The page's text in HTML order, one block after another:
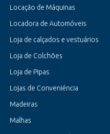
Locação de Máquinas
Locadora de Automóveis
Loja de calçados e vestuários
Loja de Colchões
Loja de Pipas
Lojas de Conveniéncia
Madeiras
Malhas